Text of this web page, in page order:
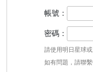
帳號：
密碼：
請使用明日星球
如有問題，請聯繫